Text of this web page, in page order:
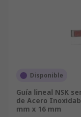
Disponible
Guía lineal NSK
de Acero
mm x 16 mm